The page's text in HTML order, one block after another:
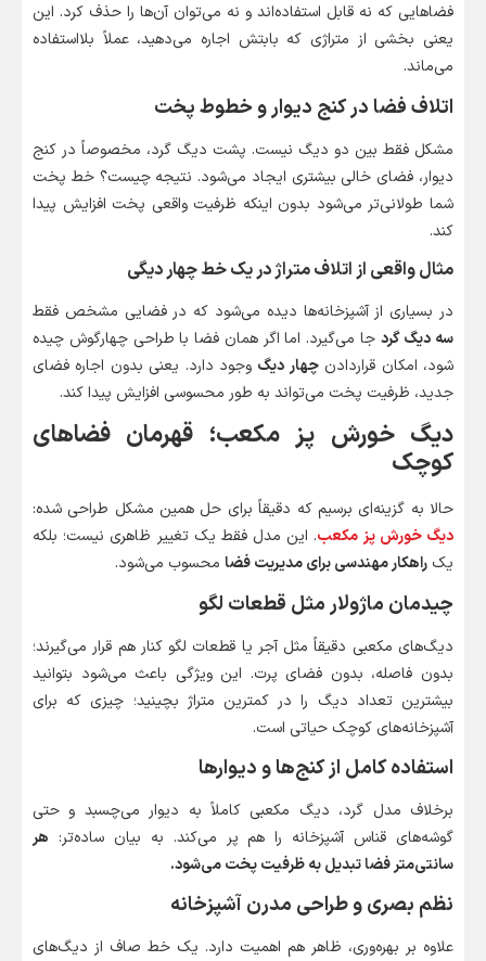
فضاهایی که نه قابل استفاده‌اند و نه می‌توان آن‌ها را حذف کرد. این
یعنی بخشی از متراژی که بابتش اجاره می‌دهید، عملاً بلااستفاده
می‌ماند.
اتلاف فضا در کنج دیوار و خطوط پخت
مشکل فقط بین دو دیگ نیست. پشت دیگ گرد، مخصوصاً در کنج
دیوار، فضای خالی بیشتری ایجاد می‌شود. نتیجه چیست؟ خط پخت
شما طولانی‌تر می‌شود بدون اینکه ظرفیت واقعی پخت افزایش پیدا
کند.
مثال واقعی از اتلاف متراژ در یک خط چهار دیگی
در بسیاری از آشپزخانه‌ها دیده می‌شود که در فضایی مشخص فقط
سه دیگ گرد جا می‌گیرد. اما اگر همان فضا با طراحی چهارگوش چیده
شود، امکان قراردادنچهار دیگ وجود دارد. یعنی بدون اجاره فضای
جدید، ظرفیت پخت می‌تواند به طور محسوسی افزایش پیدا کند.
دیگ خورش پز مکعب؛ قهرمان فضاهای
کوچک
حالا به گزینه‌ای برسیم که دقیقاً برای حل همین مشکل طراحی شده:
دیگ خورش پز مکعب. این مدل فقط یک تغییر ظاهری نیست؛ بلکه
یک راهکار مهندسی برای مدیریت فضا محسوب می‌شود.
چیدمان ماژولار مثل قطعات لگو
دیگ‌های مکعبی دقیقاً مثل آجر یا قطعات لگو کنار هم قرار می‌گیرند؛
بدون فاصله، بدون فضای پرت. این ویژگی باعث می‌شود بتوانید
بیشترین تعداد دیگ را در کمترین متراژ بچینید؛ چیزی که برای
آشپزخانه‌های کوچک حیاتی است.
استفاده کامل از کنج‌ها و دیوارها
برخلاف مدل گرد، دیگ مکعبی کاملاً به دیوار می‌چسبد و حتی
گوشه‌های قناس آشپزخانه را هم پر می‌کند. به بیان ساده‌تر: هر
سانتی‌متر فضا تبدیل به ظرفیت پخت می‌شود.
نظم بصری و طراحی مدرن آشپزخانه
علاوه بر بهره‌وری، ظاهر هم اهمیت دارد. یک خط صاف از دیگ‌های